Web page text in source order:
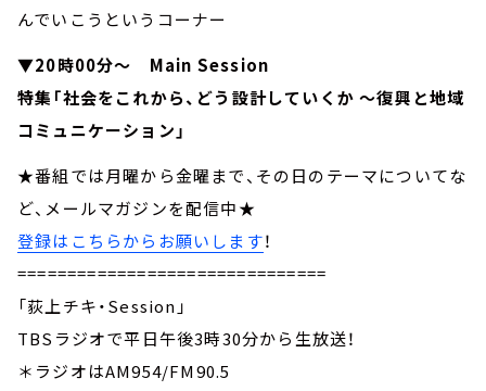
んでいこうというコーナー
▼20時00分～ Main Session
特集「社会をこれから、どう設計していくか ～復興と地域
コミュニケーション」
★番組では月曜から金曜まで、その日のテーマについてな
ど、メールマガジンを配信中★
登録はこちらからお願いします！
===============================
「荻上チキ・Session」
TBSラジオで平日午後3時30分から生放送！
＊ラジオはAM954/FM90.5